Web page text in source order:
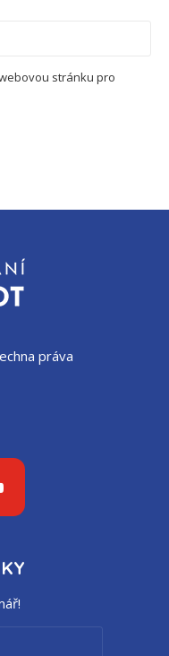
stránku pro
práva